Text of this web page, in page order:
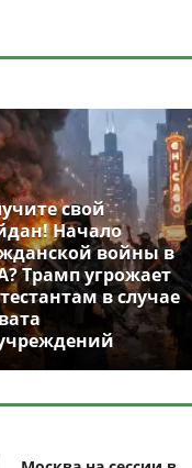
свой
Начало
войны в
Трамп угрожает
в случае